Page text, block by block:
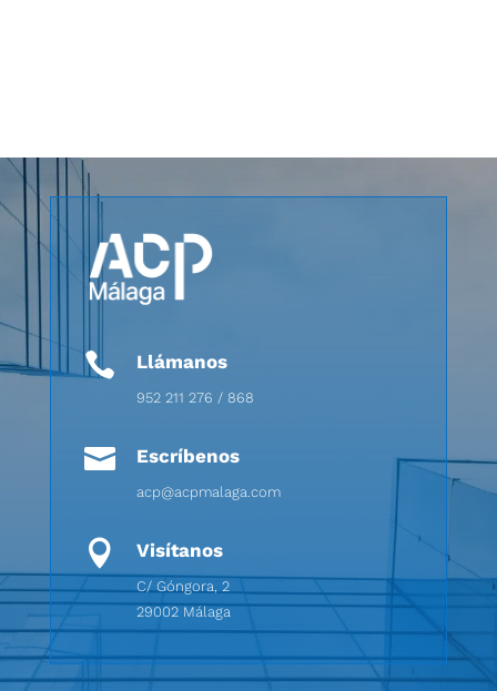
 Llámanos
952 211 276 / 868
 Escríbenos
acp@acpmalaga.com
 Visítanos
C/ Góngora, 2
29002 Málaga